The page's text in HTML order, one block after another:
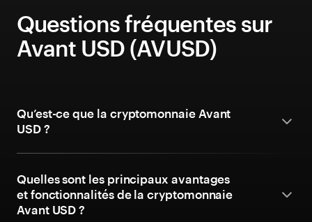
Questions fréquentes sur
Avant USD (AVUSD)
Qu’est-ce que la cryptomonnaie Avant
USD ?
Quelles sont les principaux avantages
et fonctionnalités de la cryptomonnaie
Avant USD ?